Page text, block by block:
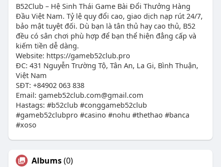
B52Club – Hệ Sinh Thái Game Bài Đổi Thưởng Hàng
Đầu Việt Nam. Tỷ lệ quy đổi cao, giao dịch nạp rút 24/7,
bảo mật tuyệt đối. Dù bạn là tân thủ hay cao thủ, B52
đều có sân chơi phù hợp để bạn thể hiện đẳng cấp và
kiếm tiền dễ dàng.
Website: https://gameb52club.pro
ĐC: 431 Nguyễn Trường Tộ, Tân An, La Gi, Bình Thuận,
Việt Nam
SĐT: +84902 063 838
Email: gameb52club.com@gmail.com
Hastags: #b52club #conggameb52club
#gameb52clubpro #casino #nohu #thethao #banca
#xoso
Albums(0)